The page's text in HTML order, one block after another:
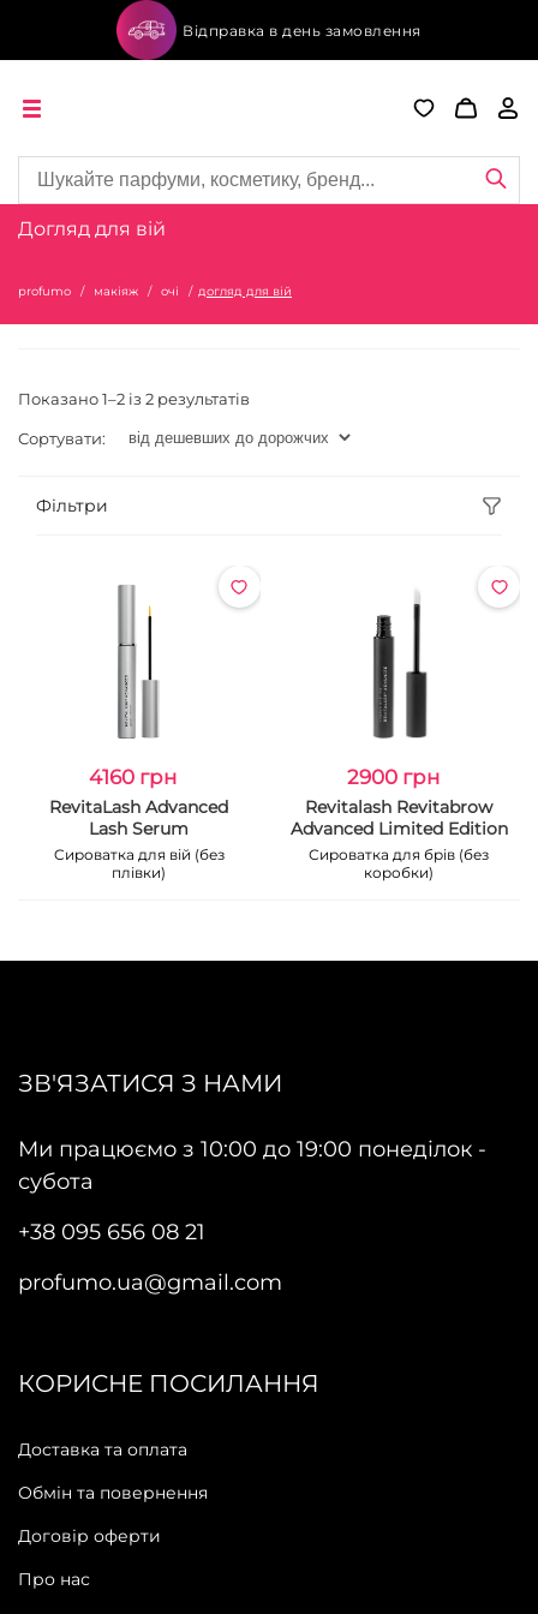
Відправка в день замовлення
Догляд для вій
profumo макіяж очі догляд для вій
Показано 1–2 із 2 результатів
Сортувати:
Фільтри
4160 грн
RevitaLash Advanced
Lash Serum
Cироватка для вій (без
плівки)
2900 грн
Revitalash Revitabrow
Advanced Limited Edition
Сироватка для брів (без
коробки)
ЗВ'ЯЗАТИСЯ З НАМИ
Ми працюємо з 10:00 до 19:00 понеділок -
субота
+38 095 656 08 21
profumo.ua@gmail.com
КОРИСНЕ ПОСИЛАННЯ
Доставка та оплата
Обмін та повернення
Договір оферти
Про нас